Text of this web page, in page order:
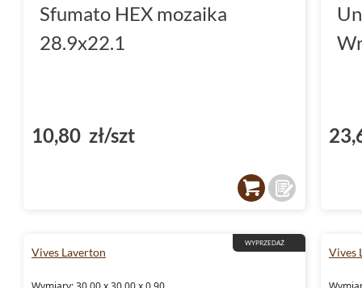
Sfumato HEX mozaika
28.9x22.1
10,80 zł/szt
WYPRZEDAŻ
Vives Laverton Vives